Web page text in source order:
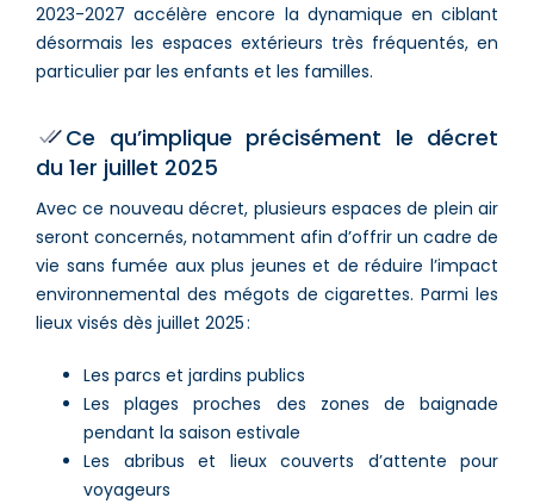
2023-2027 accélère encore la dynamique en ciblant
désormais les espaces extérieurs très fréquentés, en
particulier par les enfants et les familles.
Ce qu’implique précisément le décret
du 1er juillet 2025
Avec ce nouveau décret, plusieurs espaces de plein air
seront concernés, notamment afin d’offrir un cadre de
vie sans fumée aux plus jeunes et de réduire l’impact
environnemental des mégots de cigarettes. Parmi les
lieux visés dès juillet 2025 :
Les parcs et jardins publics
Les plages proches des zones de baignade
pendant la saison estivale
Les abribus et lieux couverts d’attente pour
voyageurs